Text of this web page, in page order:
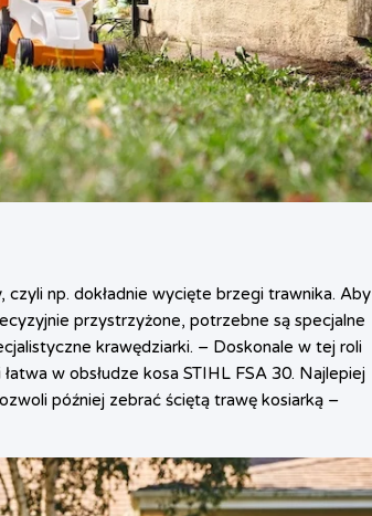
czyli np. dokładnie wycięte brzegi trawnika. Aby
przystrzyżone, potrzebne są specjalne
krawędziarki. – Doskonale w tej roli
w obsłudze kosa STIHL FSA 30. Najlepiej
później zebrać ściętą trawę kosiarką –